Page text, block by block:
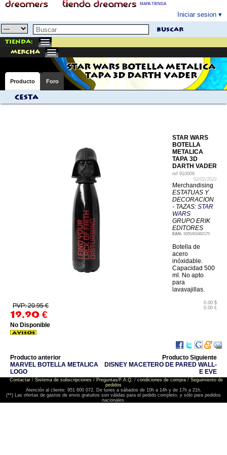
MAPA TIENDA
Iniciar sesion
buscar
Tienda:
mercha
STAR WARS BOTELLA METALICA
TAPA 3D DARTH VADER
Producto Foro
Cesta
STAR WARS
BOTELLA
METALICA
TAPA 3D
DARTH VADER
ref 910009
02/02/2022
Merchandising
ESTATUAS Y
DECORACION
- TAZAS: STAR
WARS
GRUPO ERIK
EDITORES
EAN: 5055453482175
Botella de
acero
inóxidable.
Capacidad 500
ml. No apto
para
lavavajillas.
PVP: 20.95 €
19.90 €
0.00 $
0.00 £
No Disponible
Producto anterior
MARVEL BOTELLA METALICA
LOGO
Producto Siguiente
DISNEY MACETERO DE PARED WALL-
E EVE
Contactar/ Sistema de subscripciones/ Preguntas/F.A.Q. / condiciones de compra/ Seguimiento de
pedidos
Atención al cliente: 951 600 072. De lunes a sábados de 10h a 14h y de 17h a 21h.
(**) Las ofertas de gastos de envio gratuitos son válidas para el pedido completo, y sólo para pedidos
nacionales.